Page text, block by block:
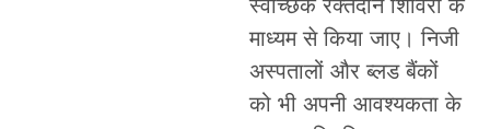
स्वैच्छिक रक्तदान शिविरों के
माध्यम से किया जाए। निजी
अस्पतालों और ब्लड बैंकों
को भी अपनी आवश्यकता के